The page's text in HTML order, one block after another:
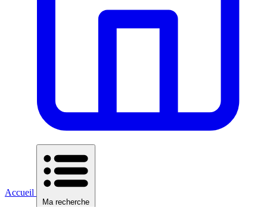
Accueil
Ma recherche